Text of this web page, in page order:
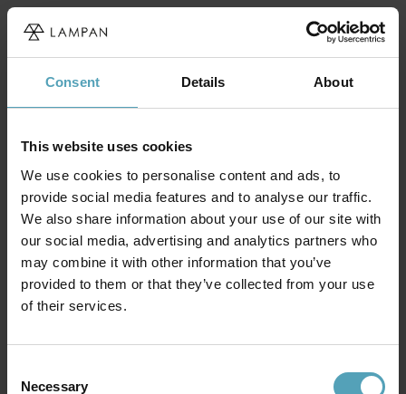
Consent Details About
This website uses cookies
We use cookies to personalise content and ads, to
provide social media features and to analyse our traffic.
We also share information about your use of our site with
our social media, advertising and analytics partners who
may combine it with other information that you’ve
provided to them or that they’ve collected from your use
of their services.
Selection
Necessary
STAR TRADING
200 kr
PRISMATCH
575 kr